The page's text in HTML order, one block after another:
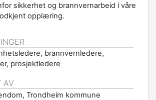
sikkerhet og brannvernarbeid i våre
opplæring.
brannvernledere,
prosjektledere
AV
Trondheim kommune